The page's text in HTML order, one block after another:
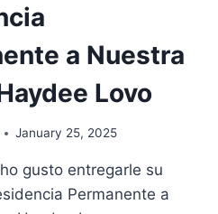
a Nuestra
Lovo
January 25, 2025
gusto entregarle su
Permanente a